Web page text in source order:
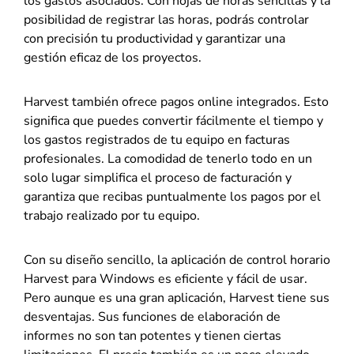
posibilidad de registrar las horas, podrás controlar
con precisión tu productividad y garantizar una
gestión eficaz de los proyectos.
Harvest también ofrece pagos online integrados. Esto
significa que puedes convertir fácilmente el tiempo y
los gastos registrados de tu equipo en facturas
profesionales. La comodidad de tenerlo todo en un
solo lugar simplifica el proceso de facturación y
garantiza que recibas puntualmente los pagos por el
trabajo realizado por tu equipo.
Con su diseño sencillo, la aplicación de control horario
Harvest para Windows es eficiente y fácil de usar.
Pero aunque es una gran aplicación, Harvest tiene sus
desventajas. Sus funciones de elaboración de
informes no son tan potentes y tienen ciertas